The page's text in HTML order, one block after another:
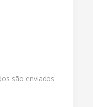
são enviados